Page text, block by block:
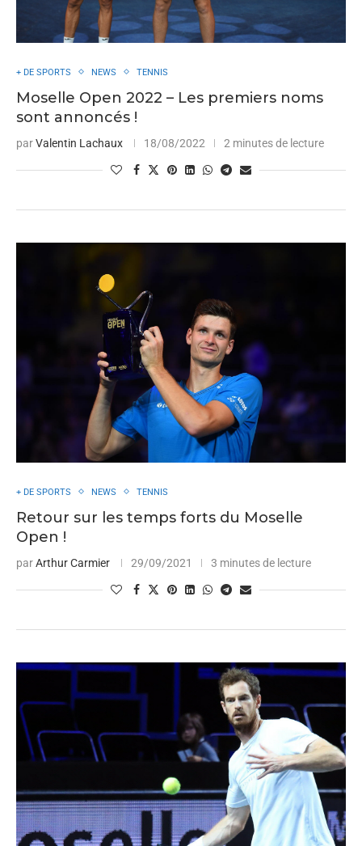
+ DE SPORTS NEWS TENNIS
Moselle Open 2022 – Les premiers noms
sont annoncés !
parValentin Lachaux 18/08/2022 2 minutes de lecture
+ DE SPORTS NEWS TENNIS
Retour sur les temps forts du Moselle
Open !
parArthur Carmier 29/09/2021 3 minutes de lecture